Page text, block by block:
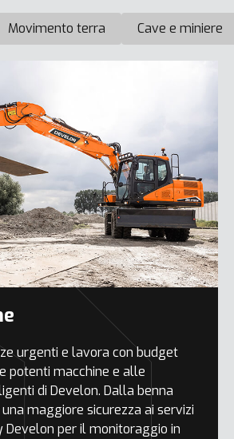
Movimento terra Cave e miniere
urgenti e lavora con budget
potenti macchine e alle
di Develon. Dalla benna
maggiore sicurezza ai servizi
Develon per il monitoraggio in